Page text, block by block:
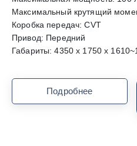
Максимальный крутящий
Коробка передач: CVT
Привод: Передний
Габариты: 4350 x 1750 x
Подробнее